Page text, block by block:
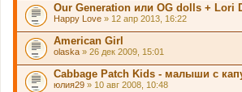
Our Generation или OG dolls + Lori
Happy Love » 12 апр 2013, 16:22
American Girl
olaska » 26 дек 2009, 15:01
Cabbage Patch Kids - малыши с
юлия29 » 10 авг 2008, 10:48